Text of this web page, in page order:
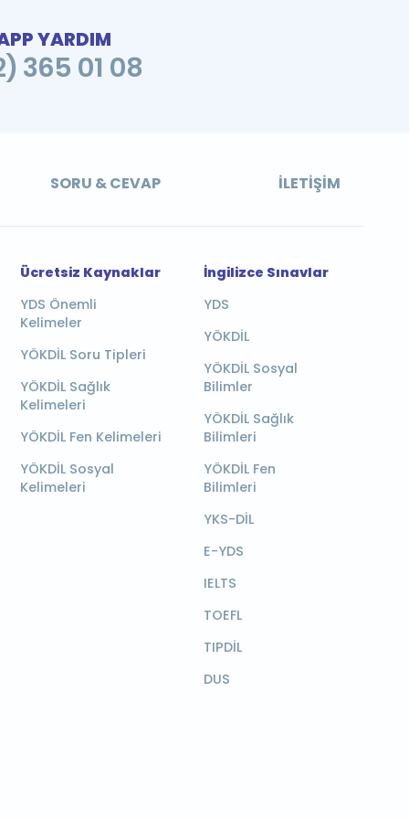
YARDIM
365 01 08
SORU & CEVAP İLETIŞIM
Ücretsiz Kaynaklar
YDS Önemli
Kelimeler
YÖKDİL Soru Tipleri
YÖKDİL Sağlık
Kelimeleri
YÖKDİL Fen Kelimeleri
YÖKDİL Sosyal
Kelimeleri
İngilizce Sınavlar
YDS
YÖKDİL
YÖKDİL Sosyal
Bilimler
YÖKDİL Sağlık
Bilimleri
YÖKDİL Fen
Bilimleri
YKS-DİL
E-YDS
IELTS
TOEFL
TIPDİL
DUS